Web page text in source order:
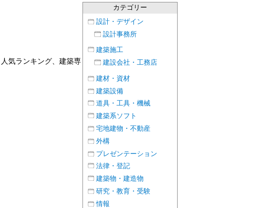
気ランキング、建築専
カテゴリー
設計・デザイン
設計事務所
建築施工
建設会社・工務店
建材・資材
建築設備
道具・工具・機械
建築系ソフト
宅地建物・不動産
外構
プレゼンテーション
法律・登記
建築物・建造物
研究・教育・受験
情報